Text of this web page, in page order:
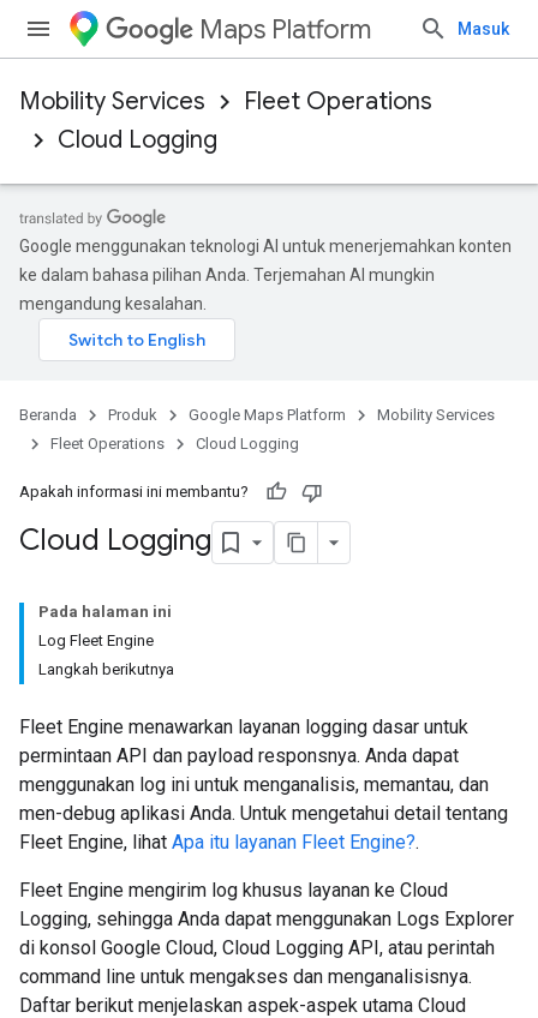
Maps Platform Masuk
Mobility Services
Fleet Operations
Cloud Logging
Google menggunakan teknologi AI untuk menerjemahkan konten
ke dalam bahasa pilihan Anda. Terjemahan AI mungkin
mengandung kesalahan.
Beranda Produk Google Maps Platform
Mobility Services
Fleet Operations
Cloud Logging
Apakah informasi ini membantu?
Cloud Logging
Pada halaman ini
Log Fleet Engine
Langkah berikutnya
Fleet Engine menawarkan layanan logging dasar untuk
permintaan API dan payload responsnya. Anda dapat
menggunakan log ini untuk menganalisis, memantau, dan
men-debug aplikasi Anda. Untuk mengetahui detail tentang
Fleet Engine, lihat Apa itu layanan Fleet Engine?.
Fleet Engine mengirim log khusus layanan ke Cloud
Logging, sehingga Anda dapat menggunakan Logs Explorer
di konsol Google Cloud, Cloud Logging API, atau perintah
command line untuk mengakses dan menganalisisnya.
Daftar berikut menjelaskan aspek-aspek utama Cloud